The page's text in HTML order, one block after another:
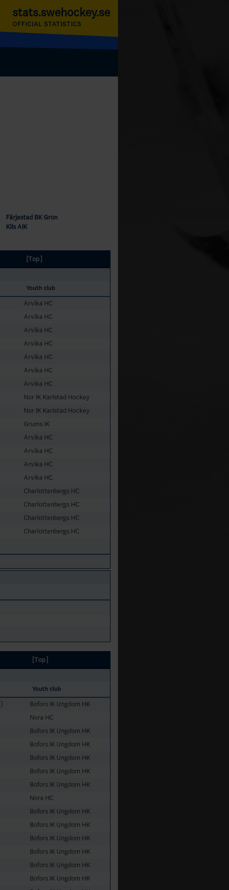
stats.swehockey.se
OFFICIAL STATISTICS
Färjestad BK Grön
Kils AIK
[Top]
Youth club
Arvika HC
Arvika HC
Arvika HC
Arvika HC
Arvika HC
Arvika HC
Arvika HC
Nor IK Karlstad Hockey
Nor IK Karlstad Hockey
Grums IK
Arvika HC
Arvika HC
Arvika HC
Arvika HC
Charlottenbergs HC
Charlottenbergs HC
Charlottenbergs HC
Charlottenbergs HC
[Top]
Youth club
)
Bofors IK Ungdom HK
Nora HC
Bofors IK Ungdom HK
Bofors IK Ungdom HK
Bofors IK Ungdom HK
Bofors IK Ungdom HK
Bofors IK Ungdom HK
Nora HC
Bofors IK Ungdom HK
Bofors IK Ungdom HK
Bofors IK Ungdom HK
Bofors IK Ungdom HK
Bofors IK Ungdom HK
Bofors IK Ungdom HK